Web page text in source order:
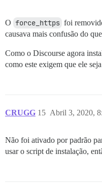
O force_https foi
causava mais confusão do
Como o Discourse agora
como este exigem que ele
CRUGG Abril 3, 2020,
15
Não foi ativado por padrão
usar o script de instalação,